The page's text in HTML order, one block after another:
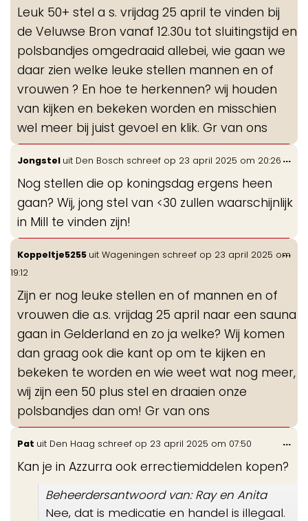
Leuk 50+ stel a s. vrijdag 25 april te vinden bij
de Veluwse Bron vanaf 12.30u tot sluitingstijd en
polsbandjes omgedraaid allebei, wie gaan we
daar zien welke leuke stellen mannen en of
vrouwen ? En hoe te herkennen? wij houden
van kijken en bekeken worden en misschien
wel meer bij juist gevoel en klik. Gr van ons
Jongstel uit Den Bosch schreef op 23 april 2025 om 20:26
Nog stellen die op koningsdag ergens heen
gaan? Wij, jong stel van <30 zullen waarschijnlijk
in Mill te vinden zijn!
...
Koppeltje5255 uit Wageningen schreef op 23 april 2025 om
19:12
Zijn er nog leuke stellen en of mannen en of
vrouwen die a.s. vrijdag 25 april naar een sauna
gaan in Gelderland en zo ja welke? Wij komen
dan graag ook die kant op om te kijken en
bekeken te worden en wie weet wat nog meer,
wij zijn een 50 plus stel en draaien onze
polsbandjes dan om! Gr van ons
...
Pat uit Den Haag schreef op 23 april 2025 om 07:50
Kan je in Azzurra ook errectiemiddelen kopen?
Beheerdersantwoord van: Ray en Anita
Nee, dat is medicatie en handel is illegaal.
...